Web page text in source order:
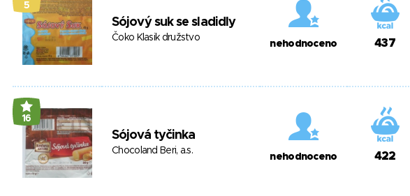
5
Sójový suk se sladidly
Čoko Klasik družstvo
nehodnoceno 437
16
Sójová tyčinka
Chocoland Beri, a.s.
nehodnoceno 422